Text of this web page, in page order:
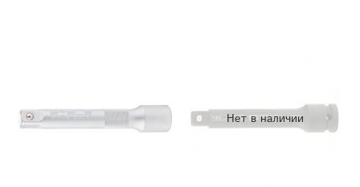
Нет в наличии